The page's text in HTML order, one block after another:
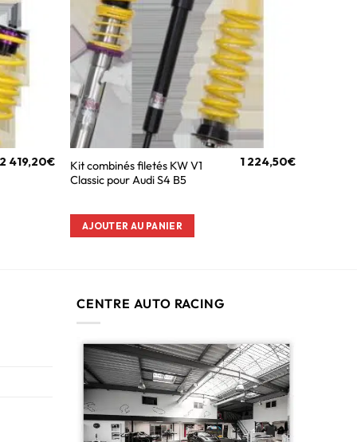
2 419,20€
Kit combinés filetés KW V1
Classic pour Audi S4 B5
1 224,50€
AJOUTER AU PANIER
CENTRE AUTO RACING